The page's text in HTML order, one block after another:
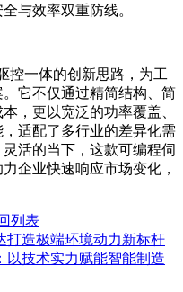
与效率双重防线。
一体的创新思路，为工
它不仅通过精简结构、简
，更以宽泛的功率覆盖、
适配了多行业的差异化需
活的当下，这款可编程伺
企业快速响应市场变化，
列表
打造极端环境动力新标杆
以技术实力赋能智能制造